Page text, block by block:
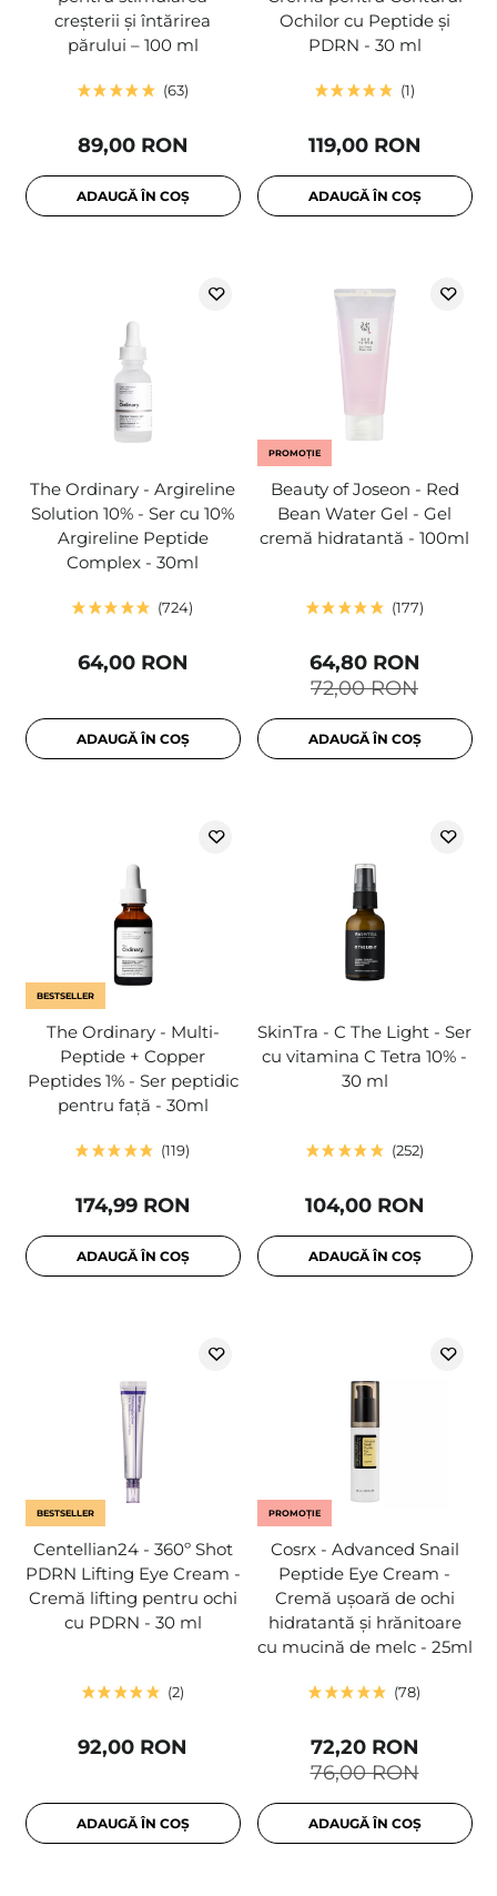
creșterii și întărirea
părului – 100 ml
63
89,00 RON
ADAUGĂ ÎN COȘ
Ochilor cu Peptide și
PDRN - 30 ml
1
119,00 RON
ADAUGĂ ÎN COȘ
The Ordinary - Argireline
Solution 10% - Ser cu 10%
Argireline Peptide
Complex - 30ml
724
64,00 RON
ADAUGĂ ÎN COȘ
PROMOȚIE
Beauty of Joseon - Red
Bean Water Gel - Gel
cremă hidratantă - 100ml
177
72,00 RON
64,80 RON
ADAUGĂ ÎN COȘ
BESTSELLER
The Ordinary - Multi-
Peptide + Copper
Peptides 1% - Ser peptidic
pentru față - 30ml
119
174,99 RON
ADAUGĂ ÎN COȘ
SkinTra - C The Light - Ser
cu vitamina C Tetra 10% -
30 ml
252
104,00 RON
ADAUGĂ ÎN COȘ
BESTSELLER
Centellian24 - 360º Shot
PDRN Lifting Eye Cream -
Cremă lifting pentru ochi
cu PDRN - 30 ml
2
92,00 RON
ADAUGĂ ÎN COȘ
PROMOȚIE
Cosrx - Advanced Snail
Peptide Eye Cream -
Cremă ușoară de ochi
hidratantă și hrănitoare
cu mucină de melc - 25ml
78
76,00 RON
72,20 RON
ADAUGĂ ÎN COȘ